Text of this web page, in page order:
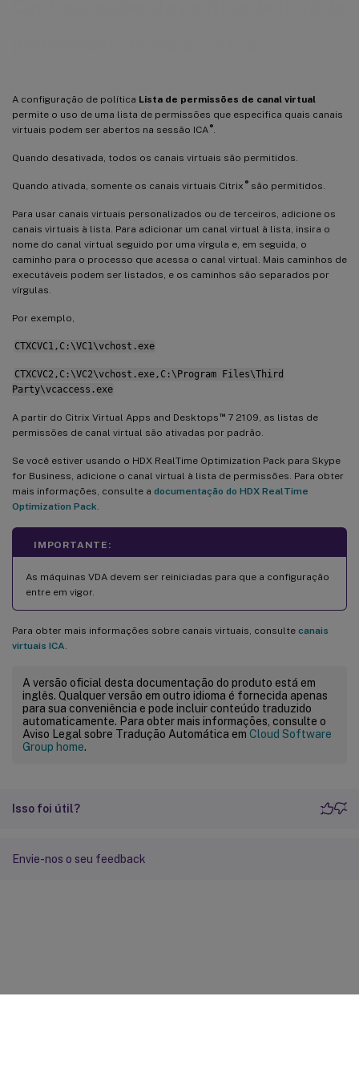
A configuração de política Lista de permissões de canal virtual
permite o uso de uma lista de permissões que especifica quais canais
virtuais podem ser abertos na sessão ICA ®.
Quando desativada, todos os canais virtuais são permitidos.
Quando ativada, somente os canais virtuais Citrix ®são permitidos.
Para usar canais virtuais personalizados ou de terceiros, adicione os
canais virtuais à lista. Para adicionar um canal virtual à lista, insira o
nome do canal virtual seguido por uma vírgula e, em seguida, o
caminho para o processo que acessa o canal virtual. Mais caminhos de
executáveis podem ser listados, e os caminhos são separados por
vírgulas.
Por exemplo,
CTXCVC1,C:\VC1\vchost.exe
CTXCVC2,C:\VC2\vchost.exe,C:\Program Files\Third
Party\vcaccess.exe
A partir do Citrix Virtual Apps and Desktops ™7 2109, as listas de
permissões de canal virtual são ativadas por padrão.
Se você estiver usando o HDX RealTime Optimization Pack para Skype
for Business, adicione o canal virtual à lista de permissões. Para obter
mais informações, consulte a documentação do HDX RealTime
Optimization Pack
IMPORTANTE:
As máquinas VDA devem ser reiniciadas para que a configuração
entre em vigor.
Para obter mais informações sobre canais virtuais, consulte canais
virtuais ICA
A versão oficial desta documentação do produto está em
inglês. Qualquer versão em outro idioma é fornecida apenas
para sua conveniência e pode incluir conteúdo traduzido
automaticamente. Para obter mais informações, consulte o
Aviso Legal sobre Tradução Automática em Cloud Software
Group home.
Isso foi útil?
Envie-nos o seu feedback